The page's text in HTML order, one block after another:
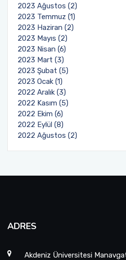
2023 Ağustos (2)
2023 Temmuz (1)
2023 Haziran (2)
2023 Mayıs (2)
2023 Nisan (6)
2023 Mart (3)
2023 Şubat (5)
2023 Ocak (1)
2022 Aralık (3)
2022 Kasım (5)
2022 Ekim (6)
2022 Eylül (8)
2022 Ağustos (2)
ADRES
Akdeniz Üniversitesi